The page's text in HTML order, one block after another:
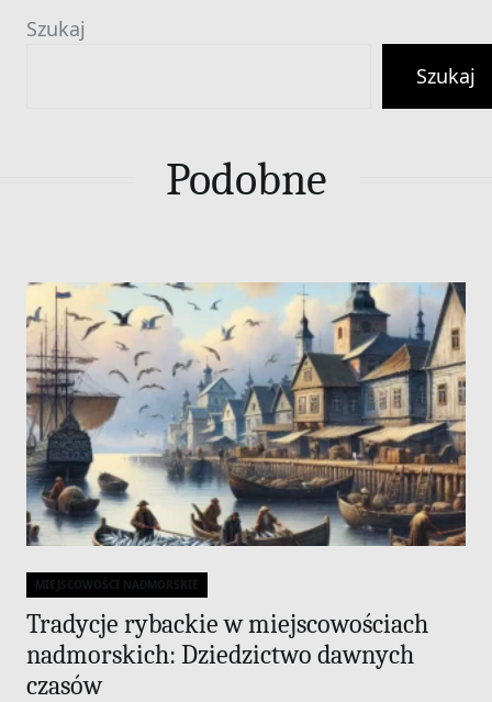
Szukaj
Szukaj
Podobne
Categories
MIEJSCOWOŚCI NADMORSKIE
Tradycje rybackie w miejscowościach
nadmorskich: Dziedzictwo dawnych
czasów